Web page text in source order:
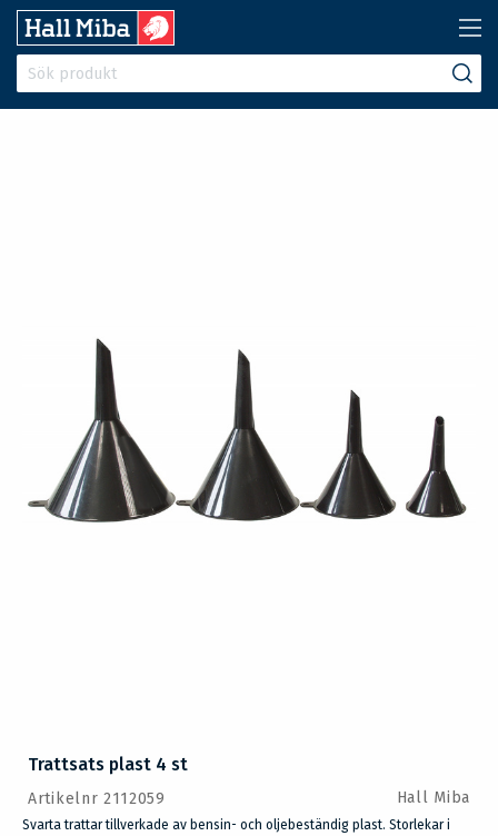
Trattsats plast 4 st
Artikelnr 2112059 Hall Miba
Svarta trattar tillverkade av bensin- och oljebeständig plast. Storlekar i